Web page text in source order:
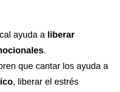
ayuda a liberar
.
que cantar los ayuda a
, liberar el estrés